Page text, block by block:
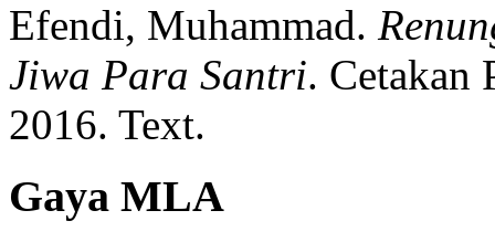
Efendi, Muhammad.
Jiwa Para Santri. Cetakan
2016. Text.
Gaya MLA